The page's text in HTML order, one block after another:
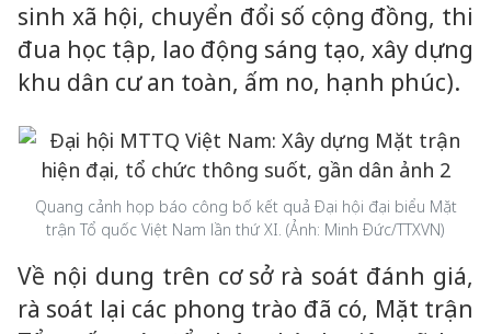
sinh xã hội, chuyển đổi số cộng đồng, thi
đua học tập, lao động sáng tạo, xây dựng
khu dân cư an toàn, ấm no, hạnh phúc).
Quang cảnh họp báo công bố kết quả Đại hội đại biểu Mặt
trận Tổ quốc Việt Nam lần thứ XI. (Ảnh: Minh Đức/TTXVN)
Về nội dung trên cơ sở rà soát đánh giá,
rà soát lại các phong trào đã có, Mặt trận